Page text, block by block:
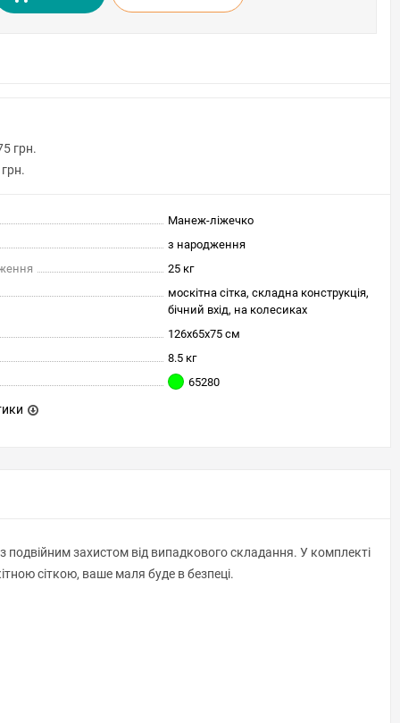
грн.
грн.
Манеж-ліжечко
з народження
25 кг
москітна сітка, складна конструкція,
бічний вхід, на колесиках
126x65x75 см
8.5 кг
65280
подвійним захистом від випадкового складання. У комплекті
сіткою, ваше маля буде в безпеці.